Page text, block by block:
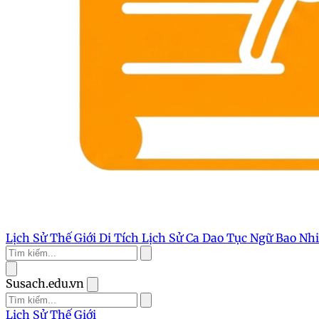
Lịch Sử Thế Giới Di Tích Lịch SửCa Dao Tục NgữBao
Susach.edu.vn
Lịch Sử Thế Giới